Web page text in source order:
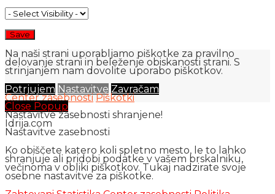
Na naši strani uporabljamo piškotke za pravilno
delovanje strani in beleženje obiskanosti strani. S
strinjanjem nam dovolite uporabo piškotkov.
Potrjujem Nastavitve Zavračam
Center zasebnosti Piškotki
Close Popup
Nastavitve zasebnosti shranjene!
Idrija.com
Nastavitve zasebnosti
Ko obiščete katero koli spletno mesto, le to lahko
shranjuje ali pridobi podatke v vašem brskalniku,
večinoma v obliki piškotkov. Tukaj nadzirate svoje
osebne nastavitve za piškotke.